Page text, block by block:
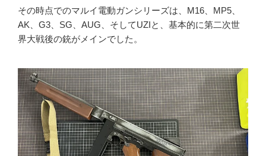
タナカワークス
MGC
ホビーフィックス
VFC
G&G
松栄製作所
その時点でのマルイ電動ガンシリーズは、M16、MP5、
AK、G3、SG、AUG、そしてUZIと、基本的に第二次世
界大戦後の銃がメインでした。